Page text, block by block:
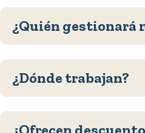
¿Quién gestionará
¿Dónde trabajan?